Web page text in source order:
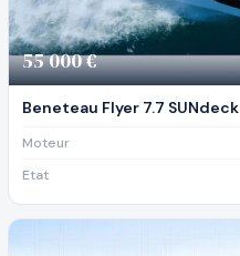
55 000 €
Beneteau Flyer 7.7 SUNdeck
Moteur
Etat